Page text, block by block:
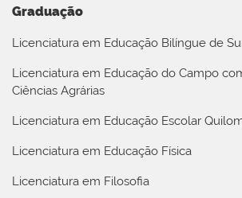
Graduação
Licenciatura em Educação Bilíngue de
Licenciatura em Educação do Campo
Ciências Agrárias
Licenciatura em Educação Escolar
Licenciatura em Educação Física
Licenciatura em Filosofia